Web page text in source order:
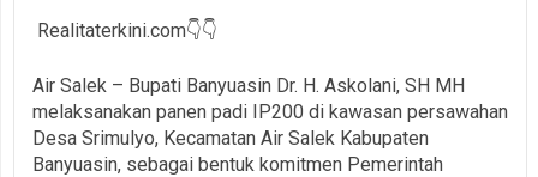
Realitaterkini.com👇👇
Air Salek – Bupati Banyuasin Dr. H. Askolani, SH MH
melaksanakan panen padi IP200 di kawasan persawahan
Desa Srimulyo, Kecamatan Air Salek Kabupaten
Banyuasin, sebagai bentuk komitmen Pemerintah